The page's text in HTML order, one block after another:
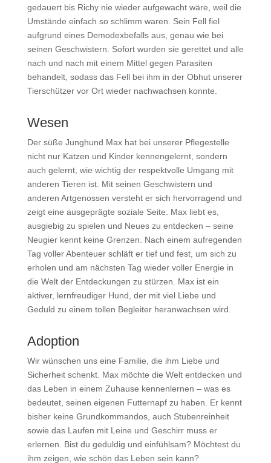
gedauert bis Richy nie wieder aufgewacht wäre, weil die
Umstände einfach so schlimm waren. Sein Fell fiel
aufgrund eines Demodexbefalls aus, genau wie bei
seinen Geschwistern. Sofort wurden sie gerettet und alle
nach und nach mit einem Mittel gegen Parasiten
behandelt, sodass das Fell bei ihm in der Obhut unserer
Tierschützer vor Ort wieder nachwachsen konnte.
Wesen
Der süße Junghund Max hat bei unserer Pflegestelle
nicht nur Katzen und Kinder kennengelernt, sondern
auch gelernt, wie wichtig der respektvolle Umgang mit
anderen Tieren ist. Mit seinen Geschwistern und
anderen Artgenossen versteht er sich hervorragend und
zeigt eine ausgeprägte soziale Seite. Max liebt es,
ausgiebig zu spielen und Neues zu entdecken – seine
Neugier kennt keine Grenzen. Nach einem aufregenden
Tag voller Abenteuer schläft er tief und fest, um sich zu
erholen und am nächsten Tag wieder voller Energie in
die Welt der Entdeckungen zu stürzen. Max ist ein
aktiver, lernfreudiger Hund, der mit viel Liebe und
Geduld zu einem tollen Begleiter heranwachsen wird.
Adoption
Wir wünschen uns eine Familie, die ihm Liebe und
Sicherheit schenkt. Max möchte die Welt entdecken und
das Leben in einem Zuhause kennenlernen – was es
bedeutet, seinen eigenen Futternapf zu haben. Er kennt
bisher keine Grundkommandos, auch Stubenreinheit
sowie das Laufen mit Leine und Geschirr muss er
erlernen. Bist du geduldig und einfühlsam? Möchtest du
ihm zeigen, wie schön das Leben sein kann?